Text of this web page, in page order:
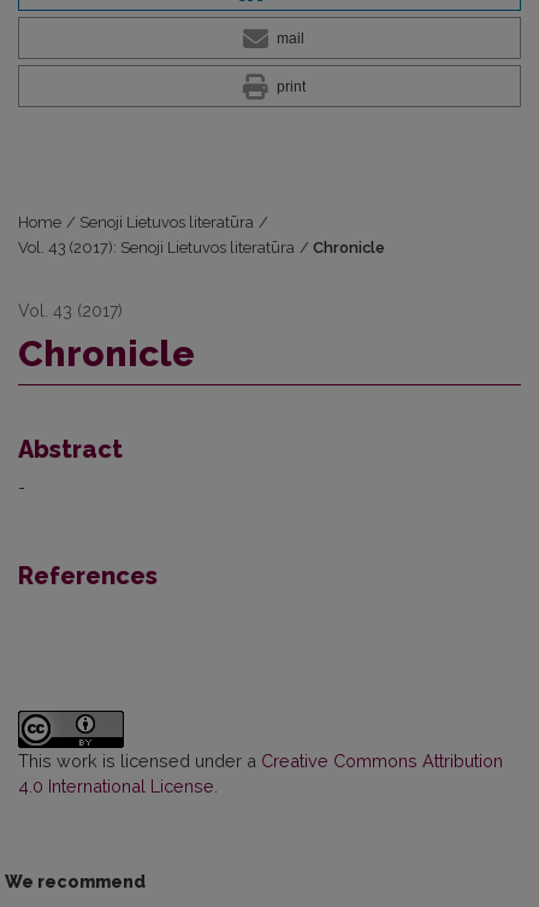
mail
print
Home / Senoji Lietuvos literatūra /
Vol. 43 (2017): Senoji Lietuvos literatūra / Chronicle
Vol. 43 (2017)
Chronicle
Abstract
-
References
This work is licensed under a Creative Commons Attribution
4.0 International License
We recommend